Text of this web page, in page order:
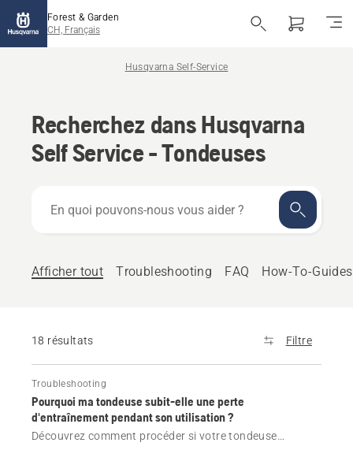
Forest & Garden
CH, Français
Husqvarna Self-Service
Recherchez dans Husqvarna
Self Service - Tondeuses
quoi
vous
Afficher tout Troubleshooting FAQ How-To-Guides
18 résultats Filtre
Troubleshooting
Pourquoi ma tondeuse subit-elle une perte
d'entraînement pendant son utilisation ?
Découvrez comment procéder si votre tondeuse